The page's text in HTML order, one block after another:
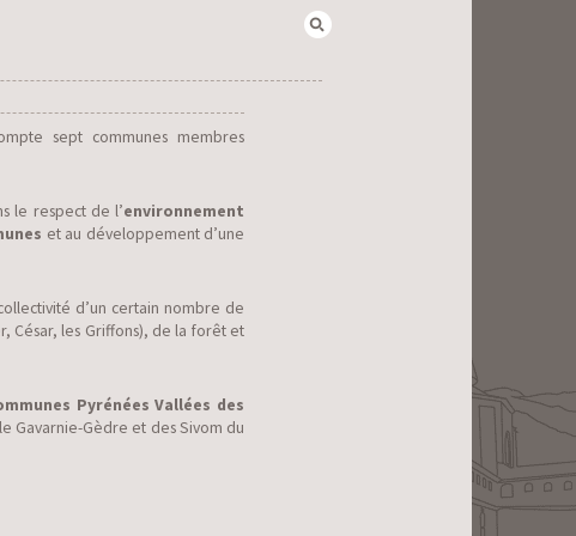
Rechercher :
sept communes membres
le respect de l’environnement
et au développement d’une
d’un certain nombre de
César, les Griffons), de la forêt et
Pyrénées Vallées des
Gavarnie-Gèdre et des Sivom du